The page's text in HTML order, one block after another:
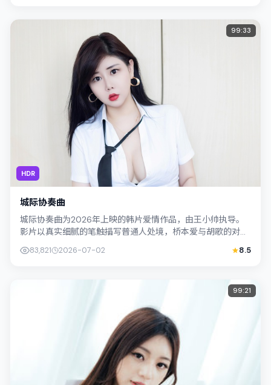
HDR
99:33
城际协奏曲
城际协奏曲为2026年上映的韩片爱情作品，由王小帅执导。
影片以真实细腻的笔触描写普通人处境，桥本爱与胡歌的对手
83,821 2026-07-02 8.5
99:21